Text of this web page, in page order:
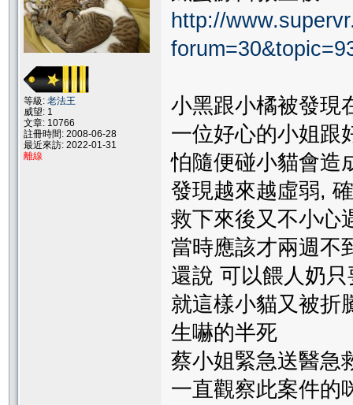
等級: 老法王
威望: 1
文章: 10766
註冊時間: 2008-06-28
最近來訪: 2022-01-31
離線
http://
小黑跟小橘被發現
一位好心的小姐跟
怕隨便碰小貓會造
發現越來越虛弱,
救下來後又不小心
當時應該才兩週不
還說 可以餵人奶
就這樣小貓又被折
生嚇的半死
蔡小姐緊急送醫急
一直觀察此案件